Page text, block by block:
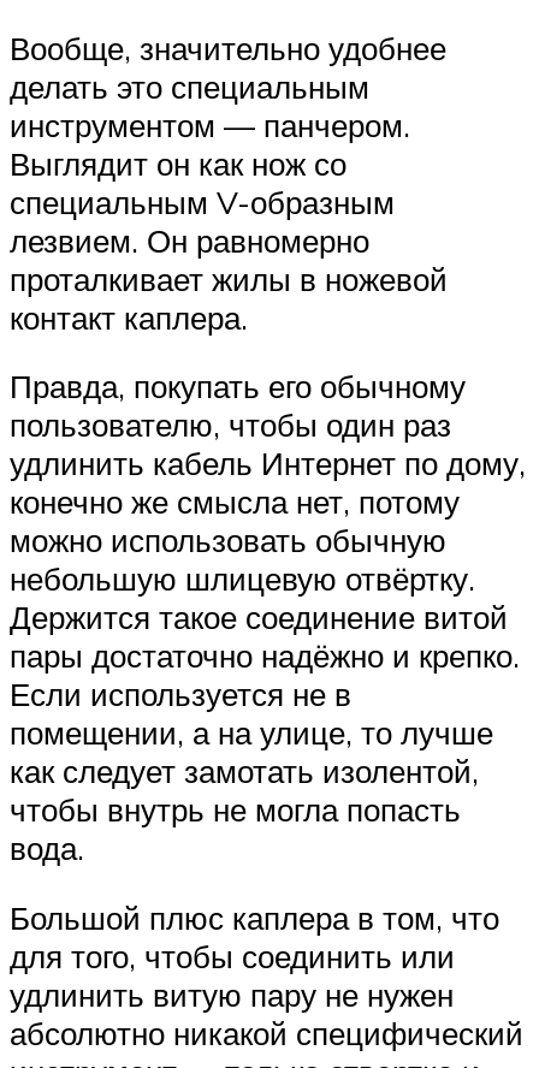
Вообще, значительно удобнее
делать это специальным
инструментом — панчером.
Выглядит он как нож со
специальным V-образным
лезвием. Он равномерно
проталкивает жилы в ножевой
контакт каплера.
Правда, покупать его обычному
пользователю, чтобы один раз
удлинить кабель Интернет по дому,
конечно же смысла нет, потому
можно использовать обычную
небольшую шлицевую отвёртку.
Держится такое соединение витой
пары достаточно надёжно и крепко.
Если используется не в
помещении, а на улице, то лучше
как следует замотать изолентой,
чтобы внутрь не могла попасть
вода.
Большой плюс каплера в том, что
для того, чтобы соединить или
удлинить витую пару не нужен
абсолютно никакой специфический